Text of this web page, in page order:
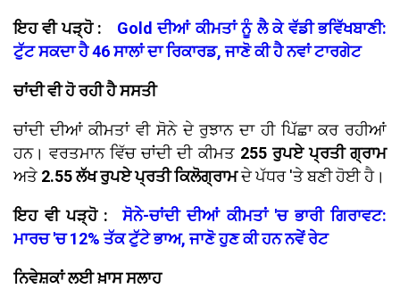
ਇਹ ਵੀ ਪੜ੍ਹੋ : Gold ਦੀਆਂ ਕੀਮਤਾਂ ਨੂੰ ਲੈ ਕੇ ਵੱਡੀ ਭਵਿੱਖਬਾਣੀ:
ਟੁੱਟ ਸਕਦਾ ਹੈ 46 ਸਾਲਾਂ ਦਾ ਰਿਕਾਰਡ, ਜਾਣੋ ਕੀ ਹੈ ਨਵਾਂ ਟਾਰਗੇਟ
ਚਾਂਦੀ ਵੀ ਹੋ ਰਹੀ ਹੈ ਸਸਤੀ
ਚਾਂਦੀ ਦੀਆਂ ਕੀਮਤਾਂ ਵੀ ਸੋਨੇ ਦੇ ਰੁਝਾਨ ਦਾ ਹੀ ਪਿੱਛਾ ਕਰ ਰਹੀਆਂ
ਹਨ। ਵਰਤਮਾਨ ਵਿੱਚ ਚਾਂਦੀ ਦੀ ਕੀਮਤ 255 ਰੁਪਏ ਪ੍ਰਤੀ ਗ੍ਰਾਮ
ਅਤੇ 2.55 ਲੱਖ ਰੁਪਏ ਪ੍ਰਤੀ ਕਿਲੋਗ੍ਰਾਮਦੇ ਪੱਧਰ 'ਤੇ ਬਣੀ ਹੋਈ ਹੈ।
ਇਹ ਵੀ ਪੜ੍ਹੋ :ਸੋਨੇ-ਚਾਂਦੀ ਦੀਆਂ ਕੀਮਤਾਂ 'ਚ ਭਾਰੀ ਗਿਰਾਵਟ:
ਮਾਰਚ 'ਚ 12% ਤੱਕ ਟੁੱਟੇ ਭਾਅ, ਜਾਣੋ ਹੁਣ ਕੀ ਹਨ ਨਵੇਂ ਰੇਟ
ਨਿਵੇਸ਼ਕਾਂ ਲਈ ਖ਼ਾਸ ਸਲਾਹ